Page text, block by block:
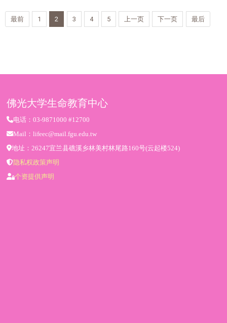
最前 1 2 3 4 5 上一页 下一页 最后
佛光大学生命教育中心
电话：03-9871000 #12700
Mail：lifeec@mail.fgu.edu.tw
地址：26247宜兰县礁溪乡林美村林尾路160号(云起楼524)
隐私权政策声明
个资提供声明